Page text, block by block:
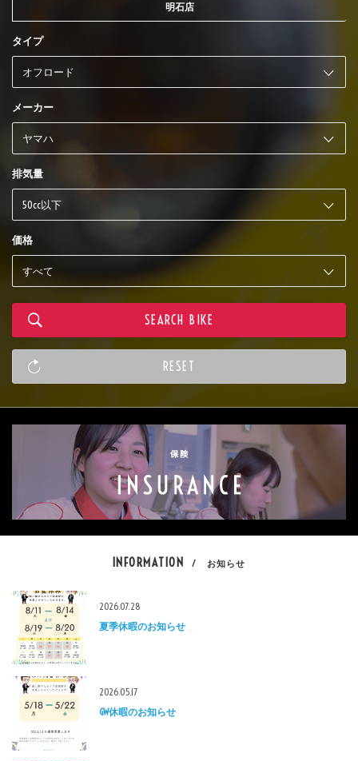
明石店
タイプ
メーカー
排気量
価格
INFORMATION / お知らせ
2026.07.28
夏季休暇のお知らせ
2026.05.17
GW休暇のお知らせ